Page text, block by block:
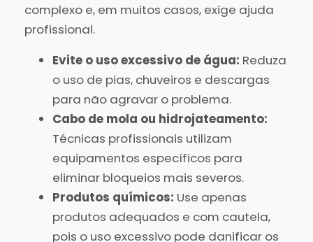
complexo e, em muitos casos, exige ajuda
profissional.
Evite o uso excessivo de água: Reduza
o uso de pias, chuveiros e descargas
para não agravar o problema.
Cabo de mola ou hidrojateamento:
Técnicas profissionais utilizam
equipamentos específicos para
eliminar bloqueios mais severos.
Produtos químicos: Use apenas
produtos adequados e com cautela,
pois o uso excessivo pode danificar os